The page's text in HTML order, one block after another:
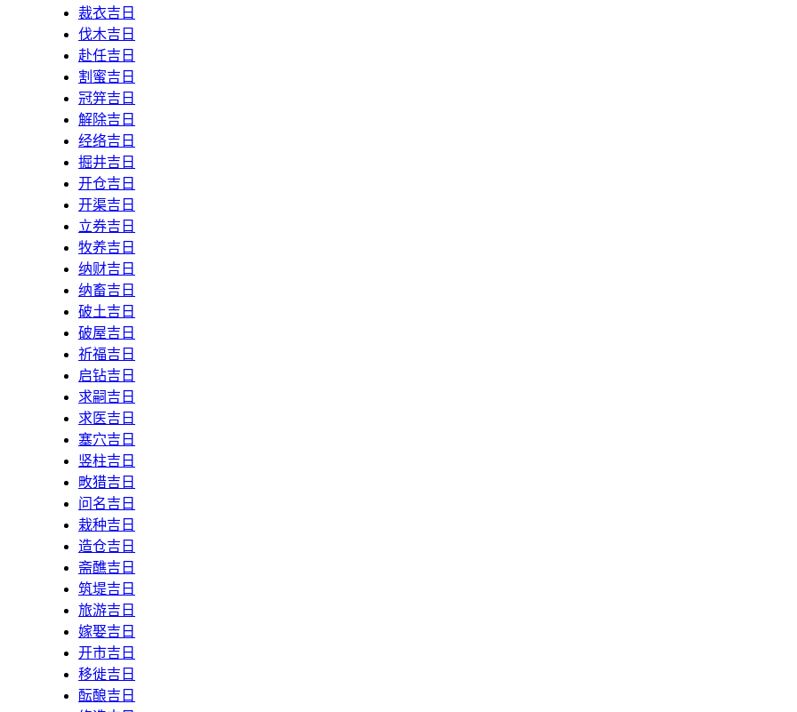
裁衣吉日
伐木吉日
赴任吉日
割蜜吉日
冠笄吉日
解除吉日
经络吉日
掘井吉日
开仓吉日
开渠吉日
立券吉日
牧养吉日
纳财吉日
纳畜吉日
破土吉日
破屋吉日
祈福吉日
启钻吉日
求嗣吉日
求医吉日
塞穴吉日
竖柱吉日
畋猎吉日
问名吉日
栽种吉日
造仓吉日
斋醮吉日
筑堤吉日
旅游吉日
嫁娶吉日
开市吉日
移徙吉日
酝酿吉日